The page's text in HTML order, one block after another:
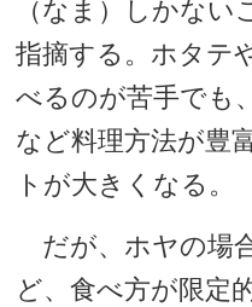
（なま）しかない
指摘する。ホタテ
べるのが苦手でも
など料理方法が豊
トが大きくなる。
だが、ホヤの場
ど、食べ方が限定